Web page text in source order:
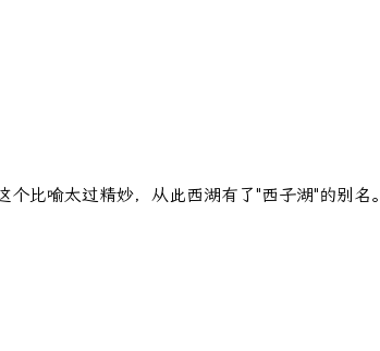
比喻太过精妙，从此西湖有了"西子湖"的别名。